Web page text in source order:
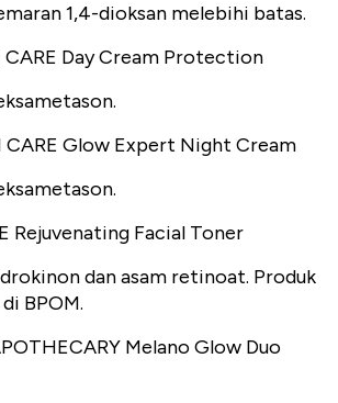
1,4-dioksan melebihi batas.
CARE Day Cream Protection
CARE Glow Expert Night Cream
Rejuvenating Facial Toner
dan asam retinoat. Produk
BPOM.
Melano Glow Duo